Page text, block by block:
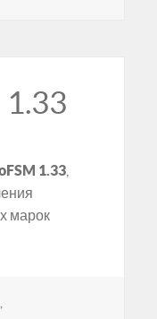
1.33
1.33
марок
,